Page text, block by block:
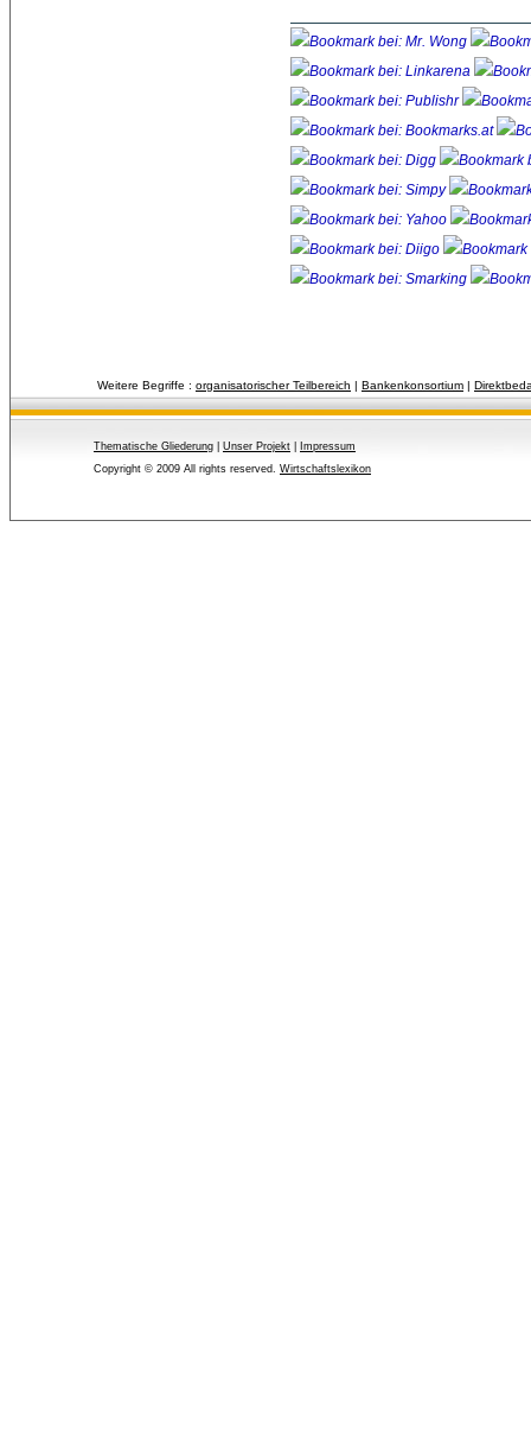
Weitere Begriffe : organisatorischer Teilbereich | Bankenkonsortium |
Thematische Gliederung Unser Projekt
Impressum
Copyright © 2009 All rights reserved. Wirtschaftslexikon